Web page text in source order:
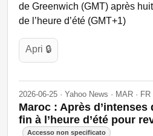
de Greenwich (GMT) après
de l’heure d’été (GMT+1)
Apri 🔒
2026-06-25 · Yahoo News · MAR · FR
Maroc : Après
fin à l’heure d’été pour
Accesso non specificato